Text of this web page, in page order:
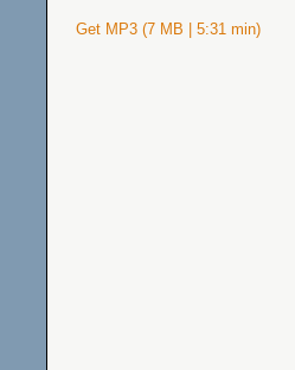
Get MP3 (7 MB | 5:31 min)